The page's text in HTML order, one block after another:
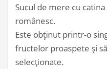
Sucul de mere cu
românesc.
Este obținut printr-o
fructelor proaspete și
selecționate.